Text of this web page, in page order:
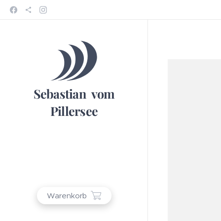
Sebastian vom
Pillersee
Warenkorb